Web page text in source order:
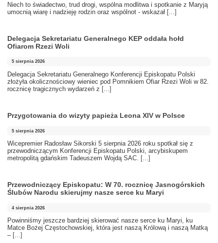
Niech to świadectwo, trud drogi, wspólna modlitwa i spotkanie z Maryją
umocnią wiarę i nadzieję rodzin oraz wspólnot - wskazał [...]
Delegacja Sekretariatu Generalnego KEP oddała hołd
Ofiarom Rzezi Woli
5 sierpnia 2026
Delegacja Sekretariatu Generalnego Konferencji Episkopatu Polski
złożyła okolicznościowy wieniec pod Pomnikiem Ofiar Rzezi Woli w 82.
rocznicę tragicznych wydarzeń z [...]
Przygotowania do wizyty papieża Leona XIV w Polsce
5 sierpnia 2026
Wicepremier Radosław Sikorski 5 sierpnia 2026 roku spotkał się z
przewodniczącym Konferencji Episkopatu Polski, arcybiskupem
metropolitą gdańskim Tadeuszem Wojdą SAC. [...]
Przewodniczący Episkopatu: W 70. rocznicę Jasnogórskich
Ślubów Narodu skierujmy nasze serce ku Maryi
4 sierpnia 2026
Powinniśmy jeszcze bardziej skierować nasze serce ku Maryi, ku
Matce Bożej Częstochowskiej, która jest naszą Królową i naszą Matką
– [...]